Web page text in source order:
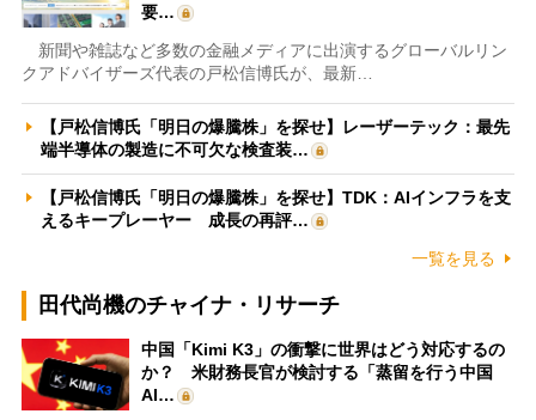
要…
新聞や雑誌など多数の金融メディアに出演するグローバルリン
クアドバイザーズ代表の戸松信博氏が、最新…
【戸松信博氏「明日の爆騰株」を探せ】レーザーテック：最先
端半導体の製造に不可欠な検査装…
【戸松信博氏「明日の爆騰株」を探せ】TDK：AIインフラを支
えるキープレーヤー 成長の再評…
一覧を見る
田代尚機のチャイナ・リサーチ
中国「Kimi K3」の衝撃に世界はどう対応するの
か？ 米財務長官が検討する「蒸留を行う中国
AI…